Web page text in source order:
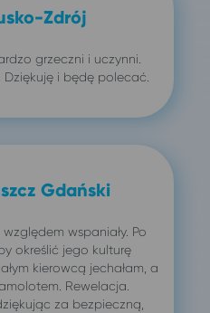
Zdrój
grzeczni i uczynni.
Dziękuję i będę polecać.
Gdański
wspaniały. Po
określić jego kulturę
kierowcą jechałam, a
Rewelacja.
za bezpieczną,